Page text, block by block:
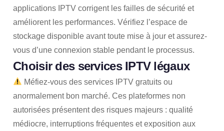
applications IPTV corrigent les failles de sécurité et
améliorent les performances. Vérifiez l’espace de
stockage disponible avant toute mise à jour et assurez-
vous d’une connexion stable pendant le processus.
Choisir des services IPTV légaux
Méfiez-vous des services IPTV gratuits ou
anormalement bon marché. Ces plateformes non
autorisées présentent des risques majeurs : qualité
médiocre, interruptions fréquentes et exposition aux